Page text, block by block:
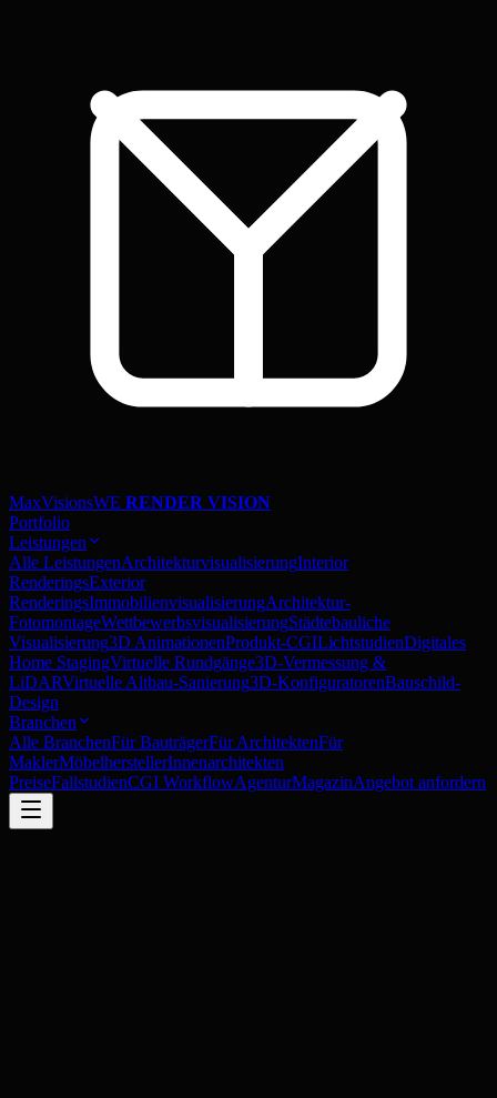
MaxVisionsWE RENDER VISION
Portfolio
Leistungen
Alle LeistungenArchitekturvisualisierungInterior
RenderingsExterior
RenderingsImmobilienvisualisierungArchitektur-
FotomontageWettbewerbsvisualisierungStädtebauliche
Visualisierung3D AnimationenProdukt-CGILichtstudienDigitales
Home StagingVirtuelle Rundgänge3D-Vermessung &
LiDARVirtuelle Altbau-Sanierung3D-KonfiguratorenBauschild-
Design
Branchen
Alle BranchenFür BauträgerFür ArchitektenFür
MaklerMöbelherstellerInnenarchitekten
PreiseFallstudienCGI WorkflowAgenturMagazinAngebot anfordern